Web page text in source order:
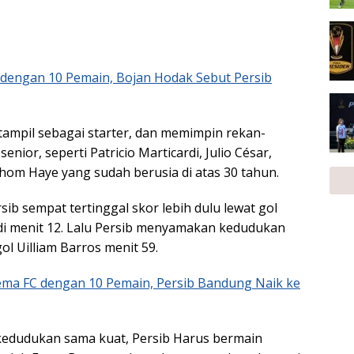
10 Pemain, Bojan Hodak Sebut Persib
sebagai starter, dan memimpin rekan-
seperti Patricio Marticardi, Julio César,
Haye yang sudah berusia di atas 30 tahun.
sempat tertinggal skor lebih dulu lewat gol
menit 12. Lalu Persib menyamakan kedudukan
Uilliam Barros menit 59.
FC dengan 10 Pemain, Persib Bandung Naik ke
sama kuat, Persib Harus bermain